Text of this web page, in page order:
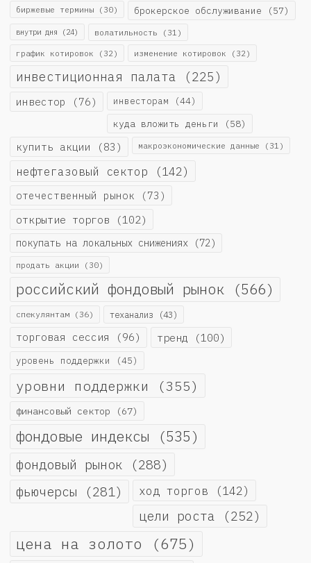
биржевые термины (30) брокерское обслуживание (57)
внутри дня (24) волатильность (31)
график котировок (32) изменение котировок (32)
инвестиционная палата (225)
инвестор (76) инвесторам (44)
куда вложить деньги (58)
купить акции (83) макроэкономические данные (31)
нефтегазовый сектор (142)
отечественный рынок (73)
открытие торгов (102)
покупать на локальных снижениях (72)
продать акции (30)
российский фондовый рынок (566)
спекулянтам (36) теханализ (43)
торговая сессия (96) тренд (100)
уровень поддержки (45)
уровни поддержки (355)
финансовый сектор (67)
фондовые индексы (535)
фондовый рынок (288)
фьючерсы (281) ход торгов (142)
цели роста (252)
цена на золото (675)